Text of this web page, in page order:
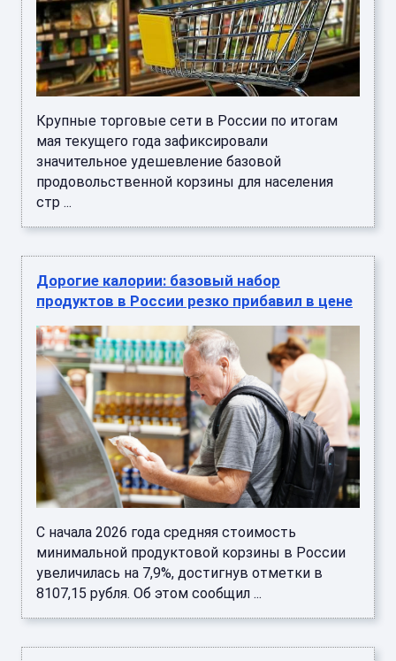
Крупные торговые сети в России по итогам
мая текущего года зафиксировали
значительное удешевление базовой
продовольственной корзины для населения
стр ...
Дорогие калории: базовый набор
продуктов в России резко прибавил в цене
С начала 2026 года средняя стоимость
минимальной продуктовой корзины в России
увеличилась на 7,9%, достигнув отметки в
8107,15 рубля. Об этом сообщил ...